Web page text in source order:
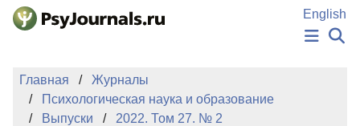
Перейти к основному содержанию
English
НОВОСТИ
ИЗДАНИЯ
АВТОРЫ
Главная
Журналы
Психологическая наука и образование
Выпуски
2022. Том 27. № 2